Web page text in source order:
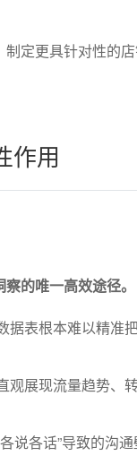
定更具针对性的
作用
的唯一高效途径。
据表根本难以精准
观展现流量趋势、
说各话”导致的沟